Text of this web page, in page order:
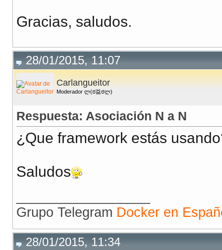
Gracias, saludos.
28/01/2015, 11:07
Carlangueitor
Moderador ლ(ಠ益ಠლ)
Respuesta: Asociación N a N
¿Que framework estás
Saludos
Grupo Telegram Docker en
28/01/2015, 11:34